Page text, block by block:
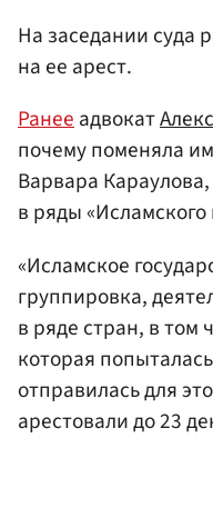
На заседании суда
на ее арест.
Ранееадвокат
почему поменяла
Варвара
в ряды «Исламского
«Исламское
группировка,
в ряде стран, в том
которая
отправилась для
арестовали до 23